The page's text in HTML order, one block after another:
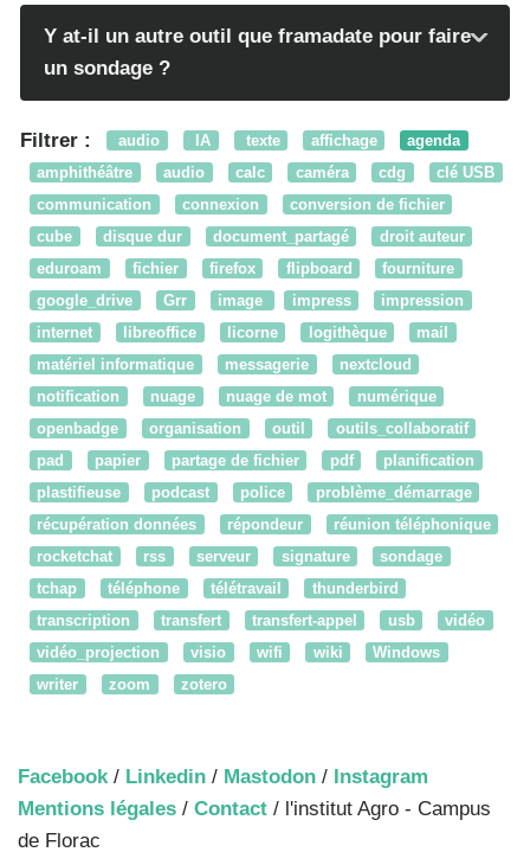
Y at-il un autre outil que framadate pour faire
un sondage ?
Filtrer : audio IA texte affichage
agenda
amphithéâtre
audio calc caméra cdg
clé USB
communication
connexion
conversion de fichier
cube
disque dur document_partagé
droit auteur
eduroam
fichier firefox flipboard
fourniture
google_drive
Grr image impress
impression
internet
libreoffice licorne logithèque
mail
matériel informatique
messagerie
nextcloud
notification
nuage nuage de mot
numérique
openbadge
organisation outil
outils_collaboratif
pad
papier partage de fichier pdf
planification
plastifieuse
podcast police
problème_démarrage
récupération données
répondeur
réunion téléphonique
rocketchat
rss serveur signature
sondage
tchap
téléphone télétravail
thunderbird
transcription
transfert transfert-appel usb
vidéo
vidéo_projection
visio wifi wiki
Windows
writer
zoom zotero
Facebook / Linkedin / Mastodon / Instagram
Mentions légales / Contact / l'institut Agro - Campus
de Florac